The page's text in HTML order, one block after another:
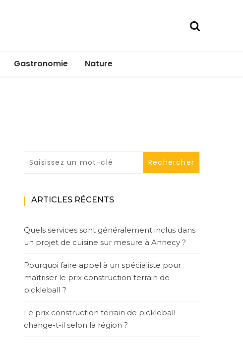
Gastronomie Nature
ARTICLES RÉCENTS
Quels services sont généralement inclus dans
un projet de cuisine sur mesure à Annecy ?
Pourquoi faire appel à un spécialiste pour
maîtriser le prix construction terrain de
pickleball ?
Le prix construction terrain de pickleball
change-t-il selon la région ?